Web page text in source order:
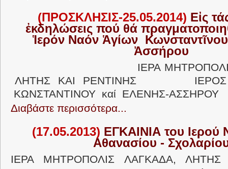
(ΠΡΟΣΚΛΗΣΙΣ-25.05.2014) Εἰς
ἐκδηλώσεις πού θά
Ἱερόν Ναόν Ἁγίων
Ἀσσήρου
ΙΕΡΑ ΜΗΤΡΟΠΟΛΙΣ
ΛΗΤΗΣ ΚΑΙ ΡΕΝΤΙΝΗΣ ΙΕΡΟΣ
ΚΩΝΣΤΑΝΤΙΝΟΥ καί ΕΛΕΝΗΣ-
Διαβάστε περισσότερα...
(17.05.2013) ΕΓΚΑΙΝΙΑ του Ιερού
Αθανασίου -
ΙΕΡΑ ΜΗΤΡΟΠΟΛΙΣ ΛΑΓΚΑΔΑ, ΛΗΤΗΣ